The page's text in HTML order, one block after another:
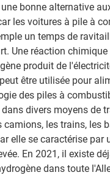
bonne alternative
les voitures à pile à
un temps de
Une réaction chimique
produit de
être utilisée pour
des piles à
divers moyens de
camions, les trains, les
elle se caractérise par
En 2021, il existe
dans toute